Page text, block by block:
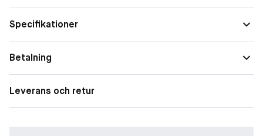
-
Fördelar:
- Ger fantastisk volym och glans med en svalkande, kittlande
Specifikationer
Betalning
Leverans och retur